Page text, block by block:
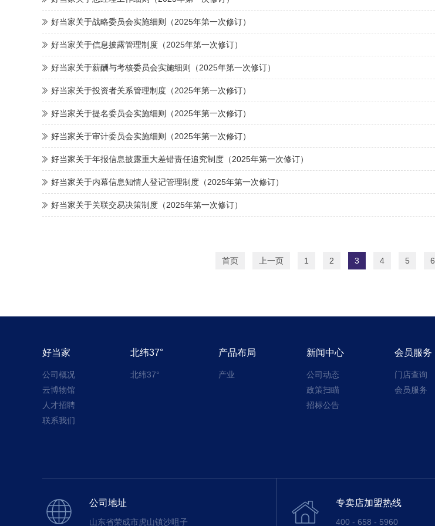
好当家关于战略委员会实施细则（2025年第一次修订）
好当家关于信息披露管理制度（2025年第一次修订）
好当家关于薪酬与考核委员会实施细则（2025年第一次修订）
好当家关于投资者关系管理制度（2025年第一次修订）
好当家关于提名委员会实施细则（2025年第一次修订）
好当家关于审计委员会实施细则（2025年第一次修订）
好当家关于年报信息披露重大差错责任追究制度（2025年第一次修订）
好当家关于内幕信息知情人登记管理制度（2025年第一次修订）
好当家关于关联交易决策制度（2025年第一次修订）
首页 上一页 1 2 3 4 5 6
好当家
公司概况
云博物馆
人才招聘
联系我们
北纬37°
北纬37°
产品布局
产业
新闻中心
公司动态
政策扫瞄
招标公告
会员服务
门店查询
会员服务
公司地址
山东省荣成市虎山镇沙咀子
专卖店加盟热线
400 - 658 - 5960